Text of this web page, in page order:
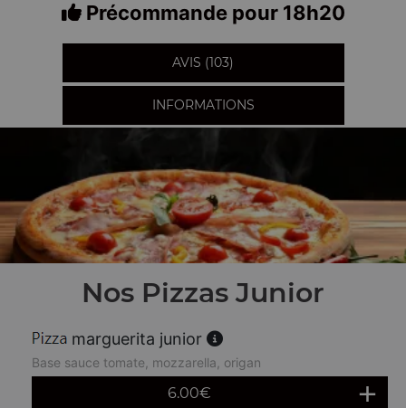
Précommande pour 18h20
AVIS (103)
INFORMATIONS
Nos Pizzas Junior
marguerita junior
Base sauce tomate, mozzarella, origan
6.00€